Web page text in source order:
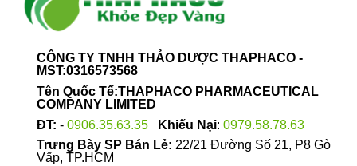
CÔNG TY TNHH THẢO DƯỢC THAPHACO -
MST:0316573568
Tên Quốc Tế:THAPHACO PHARMACEUTICAL
COMPANY LIMITED
ĐT: - 0906.35.63.35 Khiếu Nại: 0979.58.78.63
Trưng Bày SP Bán Lẻ: 22/21 Đường Số 21, P8 Gò
Vấp, TP.HCM